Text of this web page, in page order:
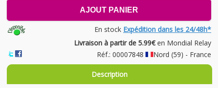
AJOUT PANIER
En stock Expédition dans les 24/48h*
Livraison à partir de 5.99€en Mondial Relay
Réf.: 00007848
Nord (59) - France
Description